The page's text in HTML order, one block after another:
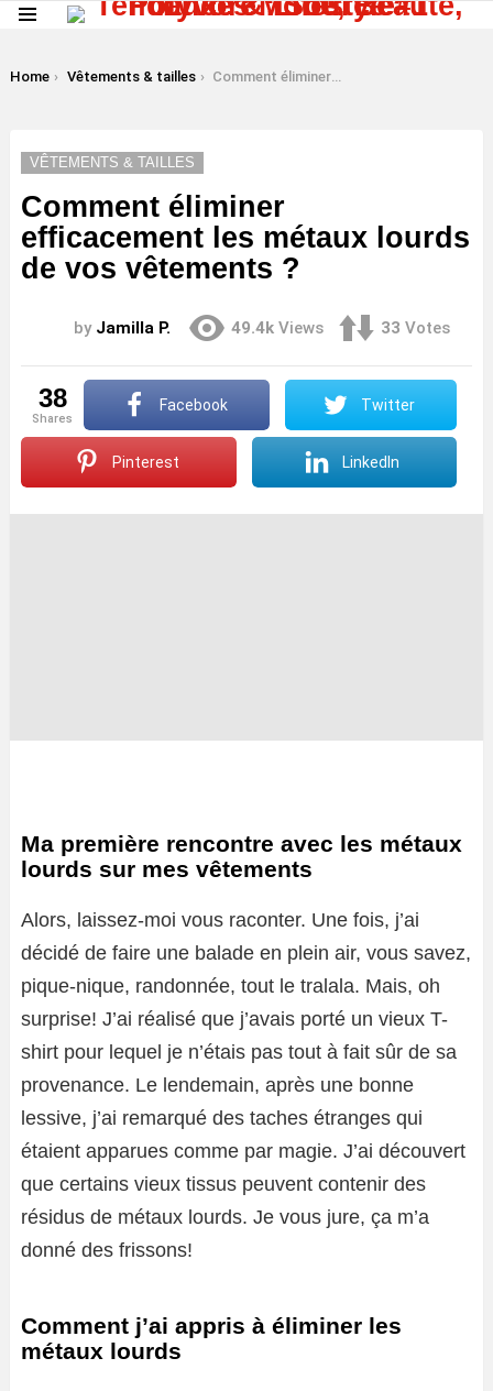
You are here:
Home Vêtements & tailles Comment éliminer efficacement les métaux lourds de vos vêtements ?
VÊTEMENTS & TAILLES
Comment éliminer
efficacement les métaux lourds
de vos vêtements ?
by Jamilla P. 49.4k Views 33 Votes
38
shares
Facebook Twitter
Pinterest LinkedIn
Ma première rencontre avec les métaux
lourds sur mes vêtements
Alors, laissez-moi vous raconter. Une fois, j’ai
décidé de faire une balade en plein air, vous savez,
pique-nique, randonnée, tout le tralala. Mais, oh
surprise! J’ai réalisé que j’avais porté un vieux T-
shirt pour lequel je n’étais pas tout à fait sûr de sa
provenance. Le lendemain, après une bonne
lessive, j’ai remarqué des taches étranges qui
étaient apparues comme par magie. J’ai découvert
que certains vieux tissus peuvent contenir des
résidus de métaux lourds. Je vous jure, ça m’a
donné des frissons!
Comment j’ai appris à éliminer les
métaux lourds